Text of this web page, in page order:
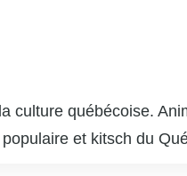
culture québécoise.
et kitsch du